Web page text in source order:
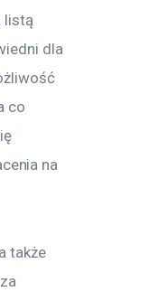
listą
dla
co
na
także